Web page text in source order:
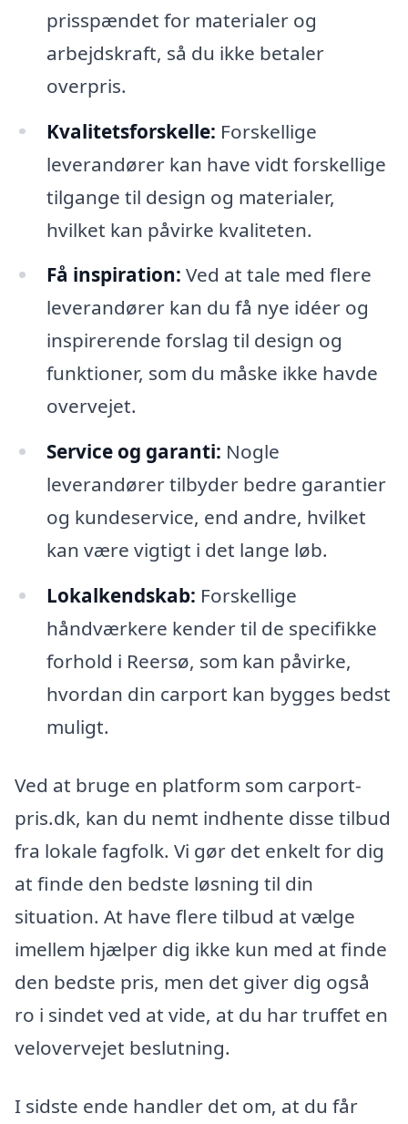
prisspændet for materialer og
arbejdskraft, så du ikke betaler
overpris.
Kvalitetsforskelle: Forskellige
leverandører kan have vidt forskellige
tilgange til design og materialer,
hvilket kan påvirke kvaliteten.
Få inspiration: Ved at tale med flere
leverandører kan du få nye idéer og
inspirerende forslag til design og
funktioner, som du måske ikke havde
overvejet.
Service og garanti: Nogle
leverandører tilbyder bedre garantier
og kundeservice, end andre, hvilket
kan være vigtigt i det lange løb.
Lokalkendskab: Forskellige
håndværkere kender til de specifikke
forhold i Reersø, som kan påvirke,
hvordan din carport kan bygges bedst
muligt.
Ved at bruge en platform som carport-
pris.dk, kan du nemt indhente disse tilbud
fra lokale fagfolk. Vi gør det enkelt for dig
at finde den bedste løsning til din
situation. At have flere tilbud at vælge
imellem hjælper dig ikke kun med at finde
den bedste pris, men det giver dig også
ro i sindet ved at vide, at du har truffet en
velovervejet beslutning.
I sidste ende handler det om, at du får